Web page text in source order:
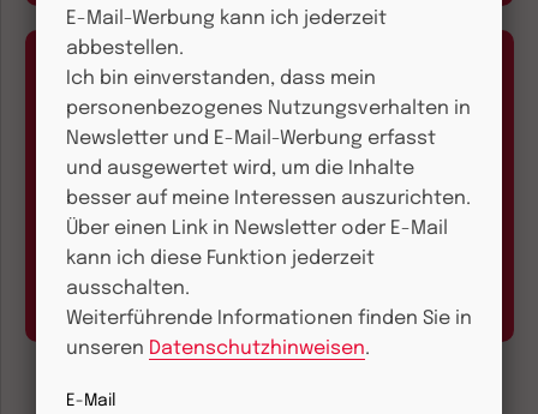
Aboservice
Abo online kündigen
Hier geht’s zum Formular
E-Mail-Werbung kann ich jederzeit
abbestellen.
Ich bin einverstanden, dass mein
personenbezogenes Nutzungsverhalten in
Newsletter und E-Mail-Werbung erfasst
und ausgewertet wird, um die Inhalte
besser auf meine Interessen auszurichten.
Über einen Link in Newsletter oder E-Mail
kann ich diese Funktion jederzeit
ausschalten.
Weiterführende Informationen finden Sie in
unseren Datenschutzhinweisen.
E-Mail